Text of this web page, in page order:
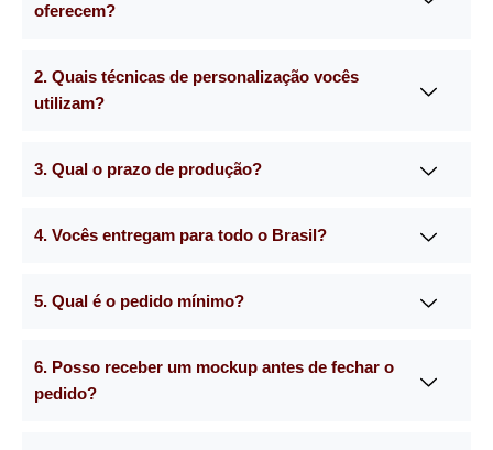
oferecem?
2. Quais técnicas de personalização vocês
utilizam?
3. Qual o prazo de produção?
4. Vocês entregam para todo o Brasil?
5. Qual é o pedido mínimo?
6. Posso receber um mockup antes de fechar o
pedido?